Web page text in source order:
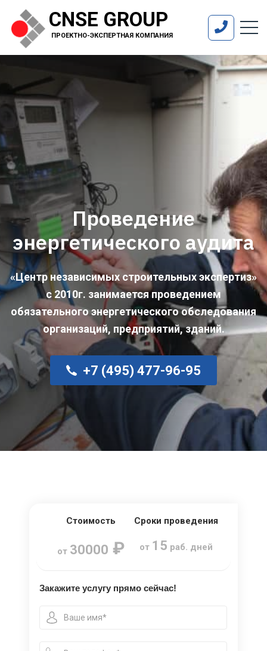
CNSE GROUP
ПРОЕКТНО-ЭКСПЕРТНАЯ КОМПАНИЯ
Проведение
энергетического аудита
«Центр независимых строительных экспертиз»
с 2010г. занимается проведением
обязательного энергетического обследования
организаций, предприятий, зданий.
+7 (495) 477-96-95
Стоимость
от 30000 ₽
Сроки проведения
от 15 раб. дней
Закажите услугу прямо сейчас!